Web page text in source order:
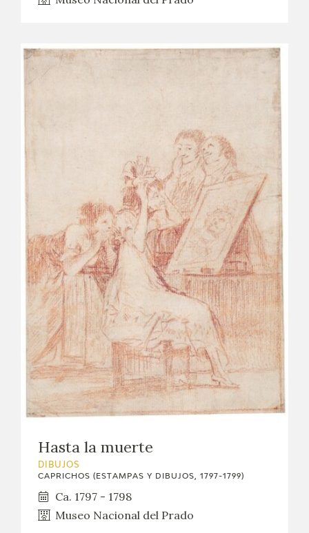
Hasta la muerte
DIBUJOS
CAPRICHOS (ESTAMPAS Y DIBUJOS, 1797-1799)
Ca. 1797 - 1798
Museo Nacional del Prado